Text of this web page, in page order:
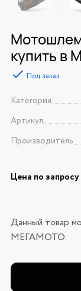
Мотошлем
купить в
Под заказ
Категория
Артикул
Производитель
Цена по запросу
Данный товар
МЕГАМОТО.